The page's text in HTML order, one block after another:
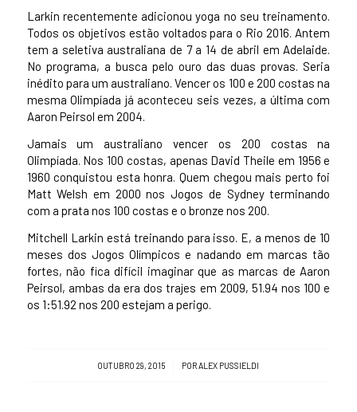
Larkin recentemente adicionou yoga no seu treinamento.
Todos os objetivos estão voltados para o Rio 2016. Antem
tem a seletiva australiana de 7 a 14 de abril em Adelaide.
No programa, a busca pelo ouro das duas provas. Seria
inédito para um australiano. Vencer os 100 e 200 costas na
mesma Olimpíada já aconteceu seis vezes, a última com
Aaron Peirsol em 2004.
Jamais um australiano vencer os 200 costas na
Olimpíada. Nos 100 costas, apenas David Theile em 1956 e
1960 conquistou esta honra. Quem chegou mais perto foi
Matt Welsh em 2000 nos Jogos de Sydney terminando
com a prata nos 100 costas e o bronze nos 200.
Mitchell Larkin está treinando para isso. E, a menos de 10
meses dos Jogos Olímpicos e nadando em marcas tão
fortes, não fica difícil imaginar que as marcas de Aaron
Peirsol, ambas da era dos trajes em 2009, 51.94 nos 100 e
os 1:51.92 nos 200 estejam a perigo.
OUTUBRO 29, 2015
/ PORALEX PUSSIELDI